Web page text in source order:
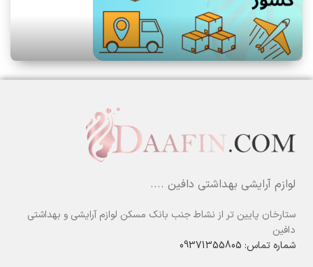
لوازم آرایشی بهداشتی دافین ....
ستارخان پایین تر از نشاط جنب بانک مسکن لوازم آرایشی و بهداشتی
دافین
شماره تماس: 09371355805